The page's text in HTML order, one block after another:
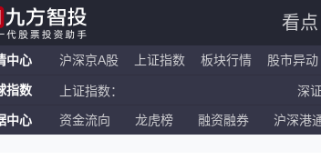
看点
中心 沪深京A股 上证指数 板块行情 股市异动
指数 上证指数： 深
恒生指数： 国
中心 资金流向 龙虎榜 融资融券 沪深港